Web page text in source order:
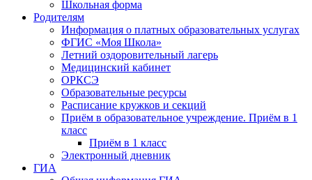
Школьная форма
Родителям
Информация о платных образовательных услугах
ФГИС «Моя Школа»
Летний оздоровительный лагерь
Медицинский кабинет
ОРКСЭ
Образовательные ресурсы
Расписание кружков и секций
Приём в образовательное учреждение. Приём в 1
класс
Приём в 1 класс
Электронный дневник
ГИА